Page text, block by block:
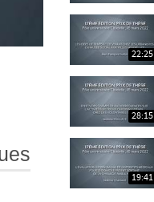
22:25
28:15
19:41